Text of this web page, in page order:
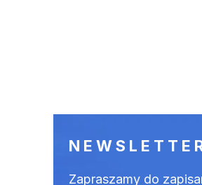
Zapraszamy do